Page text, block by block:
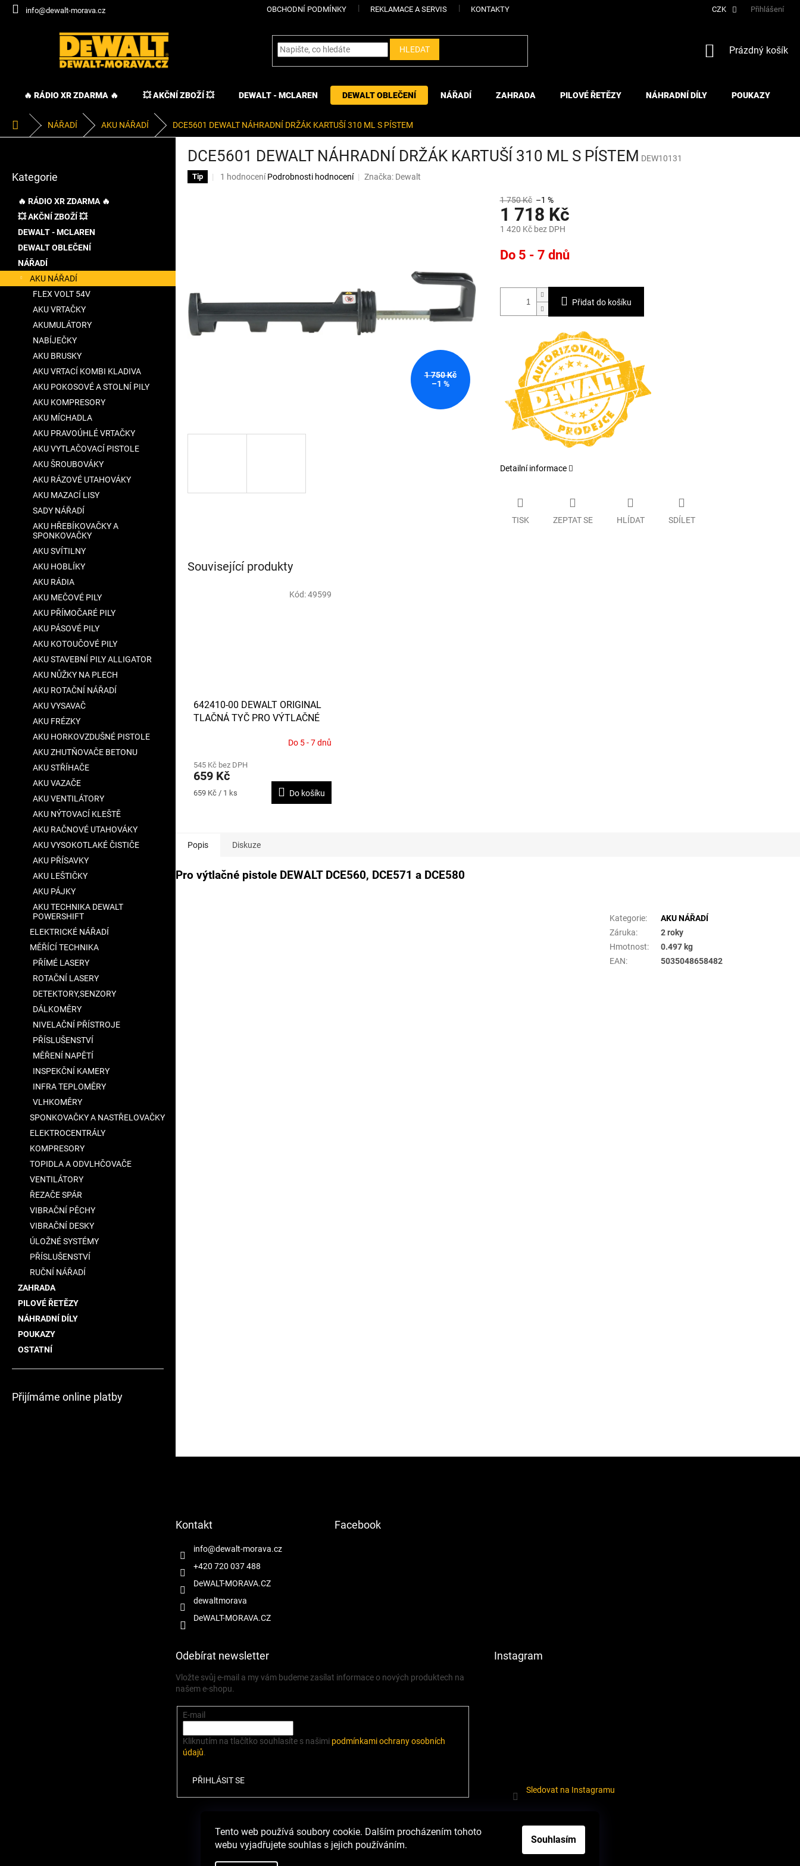
Tento web používá soubory cookie. Dalším procházením tohoto
webu vyjadřujete souhlas s jejich používáním.
Souhlasím
Přejít
info@dewalt-morava.cz OBCHODNÍ PODMÍNKY REKLAMACE A SERVIS KONTAKTY CZK Přihlášení
HLEDAT
NÁKUPNÍ
Prázdný košík
🔥 RÁDIO XR ZDARMA 🔥 💥 AKČNÍ ZBOŽÍ 💥 DEWALT - MCLAREN DEWALT OBLEČENÍ NÁŘADÍ ZAHRADA PILOVÉ ŘETĚZY NÁHRADNÍ DÍLY POUKAZY
Domů NÁŘADÍ AKU NÁŘADÍ DCE5601 DEWALT NÁHRADNÍ DRŽÁK KARTUŠÍ 310 ML S PÍSTEM
a
n
kategorie
Kategorie
🔥 RÁDIO XR ZDARMA 🔥
💥 AKČNÍ ZBOŽÍ 💥
DEWALT - MCLAREN
DEWALT OBLEČENÍ
NÁŘADÍ
AKU NÁŘADÍ
FLEX VOLT 54V
AKU VRTAČKY
AKUMULÁTORY
NABÍJEČKY
AKU BRUSKY
AKU VRTACÍ KOMBI KLADIVA
AKU POKOSOVÉ A STOLNÍ PILY
AKU KOMPRESORY
AKU MÍCHADLA
AKU PRAVOÚHLÉ VRTAČKY
AKU VYTLAČOVACÍ PISTOLE
AKU ŠROUBOVÁKY
AKU RÁZOVÉ UTAHOVÁKY
AKU MAZACÍ LISY
SADY NÁŘADÍ
AKU HŘEBÍKOVAČKY A
SPONKOVAČKY
AKU SVÍTILNY
AKU HOBLÍKY
AKU RÁDIA
AKU MEČOVÉ PILY
AKU PŘÍMOČARÉ PILY
AKU PÁSOVÉ PILY
AKU KOTOUČOVÉ PILY
AKU STAVEBNÍ PILY ALLIGATOR
AKU NŮŽKY NA PLECH
AKU ROTAČNÍ NÁŘADÍ
AKU VYSAVAČ
AKU FRÉZKY
AKU HORKOVZDUŠNÉ PISTOLE
AKU ZHUTŇOVAČE BETONU
AKU STŘÍHAČE
AKU VAZAČE
AKU VENTILÁTORY
AKU NÝTOVACÍ KLEŠTĚ
AKU RAČNOVÉ UTAHOVÁKY
AKU VYSOKOTLAKÉ ČISTIČE
AKU PŘÍSAVKY
AKU LEŠTIČKY
AKU PÁJKY
AKU TECHNIKA DEWALT
POWERSHIFT
ELEKTRICKÉ NÁŘADÍ
MĚŘÍCÍ TECHNIKA
PŘÍMÉ LASERY
ROTAČNÍ LASERY
DETEKTORY,SENZORY
DÁLKOMĚRY
NIVELAČNÍ PŘÍSTROJE
PŘÍSLUŠENSTVÍ
MĚŘENÍ NAPĚTÍ
INSPEKČNÍ KAMERY
INFRA TEPLOMĚRY
VLHKOMĚRY
SPONKOVAČKY A NASTŘELOVAČKY
ELEKTROCENTRÁLY
KOMPRESORY
TOPIDLA A ODVLHČOVAČE
VENTILÁTORY
ŘEZAČE SPÁR
VIBRAČNÍ PĚCHY
VIBRAČNÍ DESKY
ÚLOŽNÉ SYSTÉMY
PŘÍSLUŠENSTVÍ
RUČNÍ NÁŘADÍ
ZAHRADA
PILOVÉ ŘETĚZY
NÁHRADNÍ DÍLY
POUKAZY
OSTATNÍ
Přijímáme online platby
DCE5601 DEWALT NÁHRADNÍ DRŽÁK KARTUŠÍ 310 ML S PÍSTEM DEW10131
Tip
Průměrné
1 hodnocení Podrobnosti hodnocení Značka: Dewalt
1 750 Kč
–1 %
1 750 Kč –1 %
1 718 Kč
1 420 Kč bez DPH
cena:
Do 5 - 7 dnů
Přidat do košíku
Detailní informace
TISK ZEPTAT SE HLÍDAT SDÍLET
Související produkty
642410-00 DEWALT ORIGINAL
TLAČNÁ TYČ PRO VÝTLAČNÉ
Do 5 - 7 dnů
545 Kč bez DPH
659 Kč
Měrná
659 Kč / 1 ks Do košíku
Kód:49599
Popis Diskuze
Pro výtlačné pistole DEWALT DCE560, DCE571 a DCE580
Kategorie:
AKU NÁŘADÍ
Záruka:
2 roky
Hmotnost:
0.497 kg
EAN: 5035048658482
Kontakt
info@dewalt-morava.cz
+420 720 037 488
DeWALT-MORAVA.CZ
dewaltmorava
DeWALT-MORAVA.CZ
Facebook
Odebírat newsletter
Vložte svůj e-mail a my vám budeme zasílat informace o nových produktech na
našem e-shopu.
E-mail
Kliknutím na tlačítko souhlasíte s našimi podmínkami ochrany osobních
údajů.
PŘIHLÁSIT SE
Instagram
Sledovat na Instagramu
Zboží.cz Heureka.cz Podmínky ochrany osobních údajů Odstoupení od smlouvy